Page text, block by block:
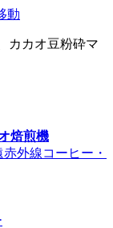
動
カカオ豆粉砕マ
焙煎機
外線コーヒー・